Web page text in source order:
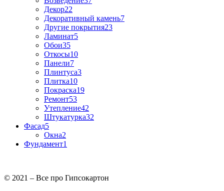
Декор22
Декоративный камень7
Другие покрытия23
Ламинат5
Обои35
Откосы10
Панели7
Плинтуса3
Плитка10
Покраска19
Ремонт53
Утепление42
Штукатурка32
Фасад5
Окна2
Фундамент1
© 2021 – Все про Гипсокартон